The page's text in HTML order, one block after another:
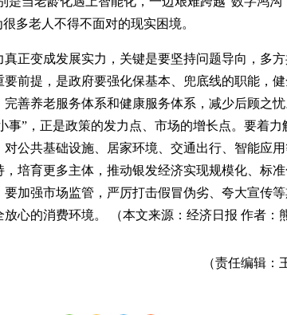
多老人不得不面对的现实困境。
变成发展实力，关键是要坚持问题导向，多方
前提，是政府要强化保基本、兜底线的职能，
善养老服务体系和健康服务体系，减少后顾之
事”，正是政策的发力点、市场的增长点。要着力
公共基础设施、居家环境、交通出行、智能应
培育更多主体，推动银发经济实现规模化、标
加强市场监管，严厉打击假冒伪劣、夸大宣传
心的消费环境。
（本文来源：经济日报 作者：
（责任编辑：